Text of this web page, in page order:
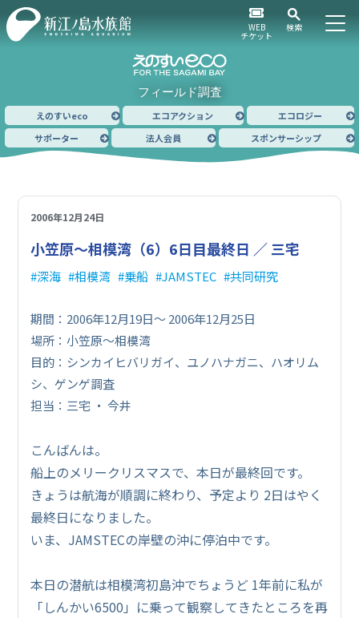
WEB
チケット
検索
フィールド調査
えのすいeco エコアクション
エコロジー
サポーター
法人会員 スポンサーシップ
2006年12月24日
小笠原～相模湾（6） 6日目最終日 ／ 三宅
深海 相模湾 乗船 JAMSTEC 共同研究
期間：2006年12月19日～ 2006年12月25日
場所：小笠原～相模湾
目的：シンカイヒバリガイ、ユノハナガニ、ハオリム
シ、ゲンゲ調査
担当：三宅 ・ 今井
こんばんは。
船上のメリークリスマスで、本日が最終回です。
きょうは航海が順調に終わり、予定より 2日はやく
最終日になりました。
いま、JAMSTECの岸壁の沖に停泊中です。
本日の潜航は相模湾初島沖でちょうど 1年前に私が
「しんかい6500」に乗って観察してきたところを再